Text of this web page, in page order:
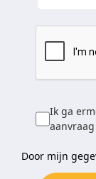
Ik ga
Door mijn